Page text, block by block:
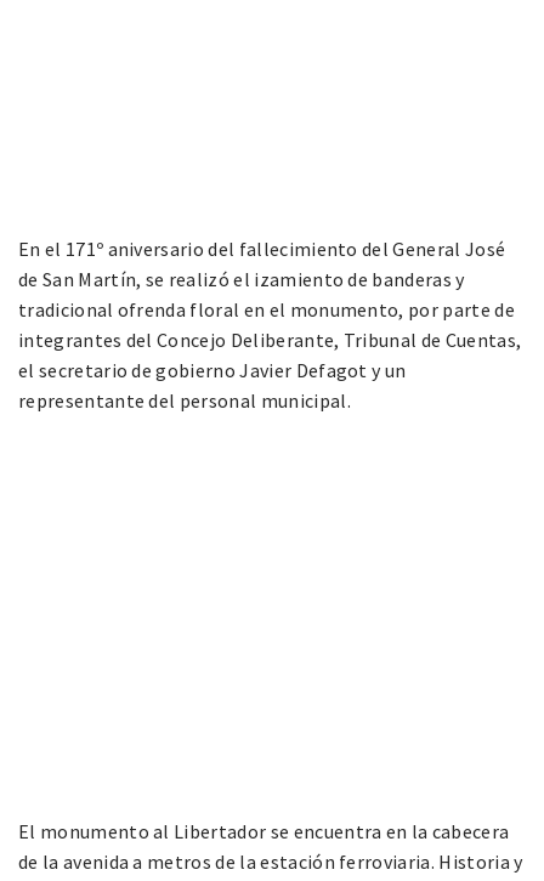
En el 171º aniversario del fallecimiento del General José
de San Martín, se realizó el izamiento de banderas y
tradicional ofrenda floral en el monumento, por parte de
integrantes del Concejo Deliberante, Tribunal de Cuentas,
el secretario de gobierno Javier Defagot y un
representante del personal municipal.
El monumento al Libertador se encuentra en la cabecera
de la avenida a metros de la estación ferroviaria. Historia y